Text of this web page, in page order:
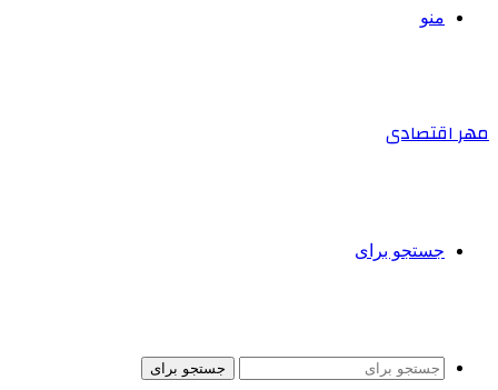
منو
مهر اقتصادی
جستجو برای
جستجو برای